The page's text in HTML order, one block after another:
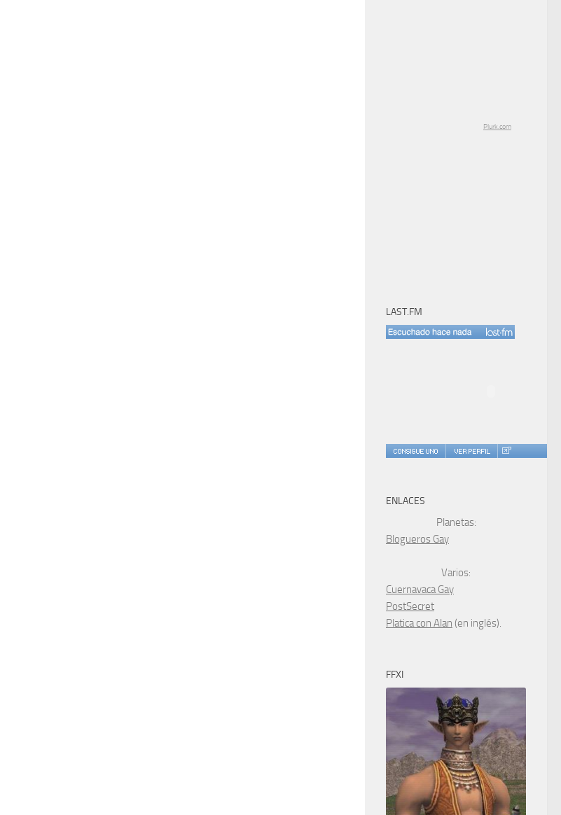
Plurk.com
LAST.FM
ENLACES
Planetas:
Blogueros Gay
Varios:
Cuernavaca Gay
PostSecret
Platica con Alan (en inglés).
FFXI